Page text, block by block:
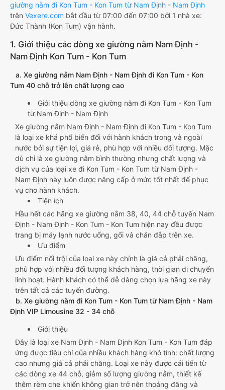
giường nằm đi Kon Tum - Kon Tum từ Nam Định - Nam Định
trên Vexere.com bắt đầu từ 07:00 đến 07:00 bởi 1 nhà xe:
Đức Thành (Kon Tum) vận hành.
1. Giới thiệu các dòng xe giường nằm Nam Định -
Nam Định Kon Tum - Kon Tum
a. Xe giường nằm Nam Định - Nam Định đi Kon Tum - Kon
Tum 40 chỗ trở lên chất lượng cao
Giới thiệu dòng xe giường nằm đi Kon Tum - Kon Tum
từ Nam Định - Nam Định
Xe giường nằm Nam Định - Nam Định đi Kon Tum - Kon Tum
là loại xe khá phổ biến đối với hành khách trong và ngoài
nước bởi sự tiện lợi, giá rẻ, phù hợp với nhiều đối tượng. Mặc
dù chỉ là xe giường nằm bình thường nhưng chất lượng và
dịch vụ của loại xe đi Kon Tum - Kon Tum từ Nam Định -
Nam Định này luôn được nâng cấp ở mức tốt nhất để phục
vụ cho hành khách.
Tiện ích
Hầu hết các hãng xe giường nằm 38, 40, 44 chỗ tuyến Nam
Định - Nam Định - Kon Tum - Kon Tum hiện nay đều được
trang bị máy lạnh nước uống, gối và chăn đắp trên xe.
Ưu điểm
Ưu điểm nổi trội của loại xe này chính là giá cả phải chăng,
phù hợp với nhiều đối tượng khách hàng, thời gian di chuyển
linh hoạt. Hành khách có thể dễ dàng chọn lựa hãng xe này
trên tất cả các tuyến đường.
b. Xe giường nằm đi Kon Tum - Kon Tum từ Nam Định - Nam
Định VIP Limousine 32 - 34 chỗ
Giới thiệu
Đây là loại xe Nam Định - Nam Định Kon Tum - Kon Tum đáp
ứng được tiêu chí của nhiều khách hàng khó tính: chất lượng
cao nhưng giá cả phải chăng. Loại xe này được cải tiến từ
các dòng xe 44 chỗ, giảm số lượng giường nằm, thiết kế
thêm rèm che khiến không gian trở nên thoáng đãng và